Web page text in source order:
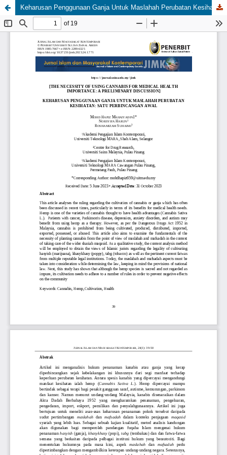
Keharusan Penggunaan Ganja Untuk Maslahah Perubatan Kesihatan: Satu Perbincangan Awal [The Necessity Of Using Cannabis For Medical Health Importance: A Preliminary Discussion]